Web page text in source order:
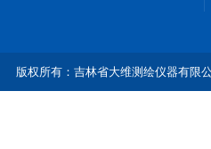
版权所有：吉林省大维测绘仪器有限